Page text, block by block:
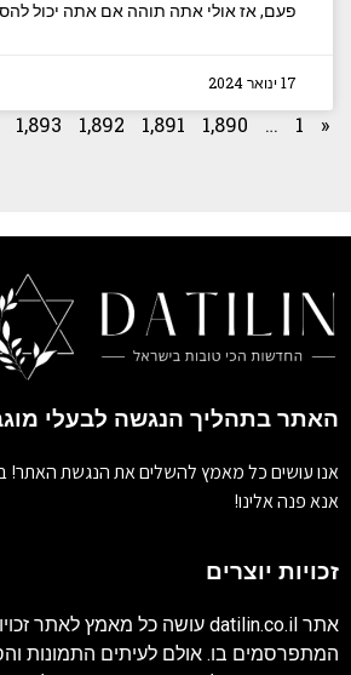
פעם, אז אולי אתה תוהה אם אתה יכול
17 ינואר 2024
«
1
…
1,890
1,891
1,892
1,893
האתר בתהליך הנגשה לבעלי
אנו עושים כל מאמץ להשלים את הנגשת האתר!
אנא פנה אלינו!
זכויות יוצרים
אתר datilin.co.il עושה כל מאמץ לאתר
המתפרסמים בו. אולם לעיתים התמונות